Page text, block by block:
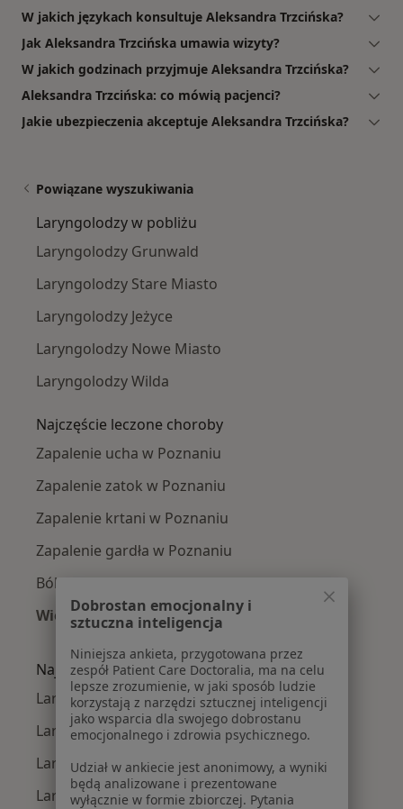
W jakich językach konsultuje Aleksandra Trzcińska?
Jak Aleksandra Trzcińska umawia wizyty?
W jakich godzinach przyjmuje Aleksandra Trzcińska?
Aleksandra Trzcińska: co mówią pacjenci?
Jakie ubezpieczenia akceptuje Aleksandra Trzcińska?
Powiązane wyszukiwania
Laryngolodzy w pobliżu
Laryngolodzy Grunwald
Laryngolodzy Stare Miasto
Laryngolodzy Jeżyce
Laryngolodzy Nowe Miasto
Laryngolodzy Wilda
Najczęście leczone choroby
Zapalenie ucha w Poznaniu
Zapalenie zatok w Poznaniu
Zapalenie krtani w Poznaniu
Zapalenie gardła w Poznaniu
Ból zatok w Poznaniu
Więcej (15)
Więcej w kategorii: Najczęście leczone
Najpopularniejsze ubezpieczenia
Laryngolodzy z Allianz w Poznaniu
Laryngolodzy z PZU Zdrowie w Poznaniu
Laryngolodzy z Enel-med w Poznaniu
Laryngolodzy z NFZ w Poznaniu
Dobrostan emocjonalny i
sztuczna inteligencja
Niniejsza ankieta, przygotowana przez
zespół Patient Care Doctoralia, ma na celu
lepsze zrozumienie, w jaki sposób ludzie
korzystają z narzędzi sztucznej inteligencji
jako wsparcia dla swojego dobrostanu
emocjonalnego i zdrowia psychicznego.
Udział w ankiecie jest anonimowy, a wyniki
będą analizowane i prezentowane
wyłącznie w formie zbiorczej. Pytania